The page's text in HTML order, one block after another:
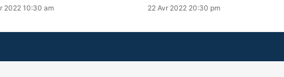
2022 10:30 am 22 Avr 2022 20:30 pm